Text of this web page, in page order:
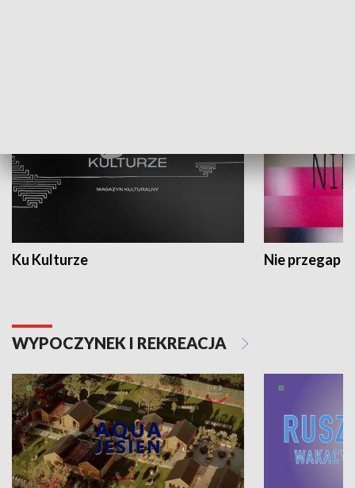
Ku Kulturze Nie przegap
WYPOCZYNEK I REKREACJA